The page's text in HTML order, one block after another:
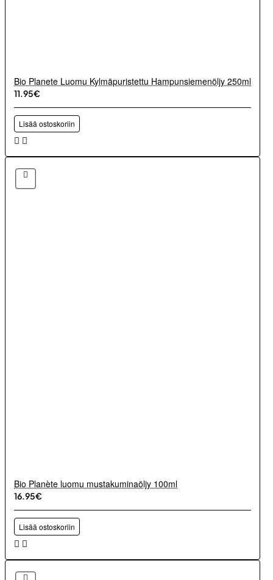
Bio Planete Luomu Kylmäpuristettu Hampunsiemenöljy 250ml
11.95€
Lisää ostoskoriin
Bio Planète luomu mustakuminaöljy 100ml
16.95€
Lisää ostoskoriin